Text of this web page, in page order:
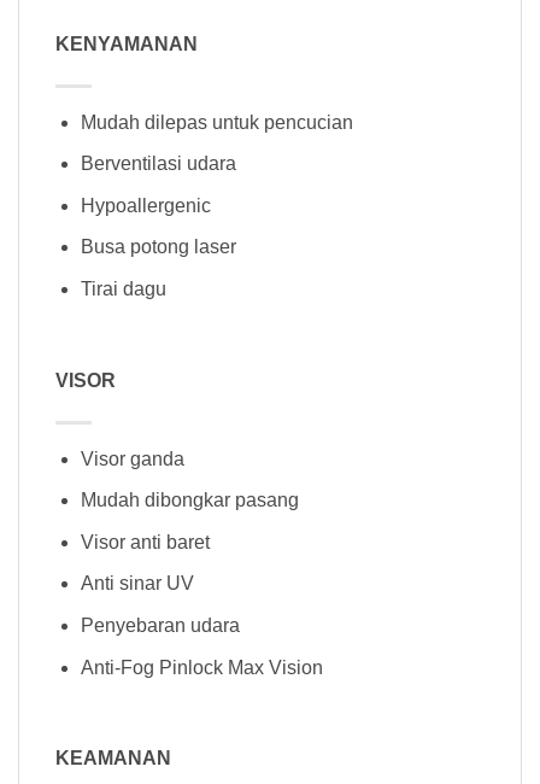
KENYAMANAN
Mudah dilepas untuk pencucian
Berventilasi udara
Hypoallergenic
Busa potong laser
Tirai dagu
VISOR
Visor ganda
Mudah dibongkar pasang
Visor anti baret
Anti sinar UV
Penyebaran udara
Anti-Fog Pinlock Max Vision
KEAMANAN